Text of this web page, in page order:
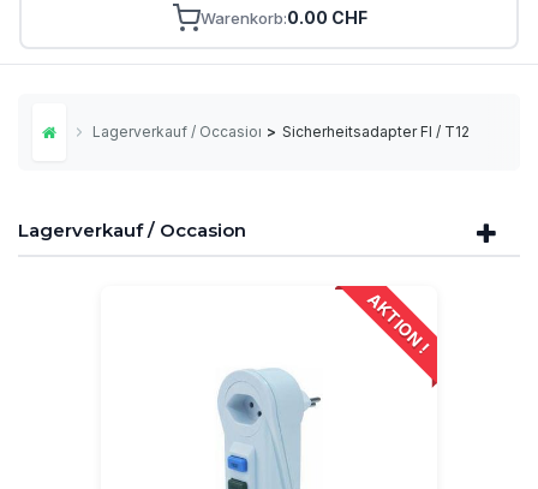
Warenkorb 0.00 CHF
Home Lagerverkauf / Occasion > Sicherheitsadapter FI / T12
Lagerverkauf / Occasion
AKTION !